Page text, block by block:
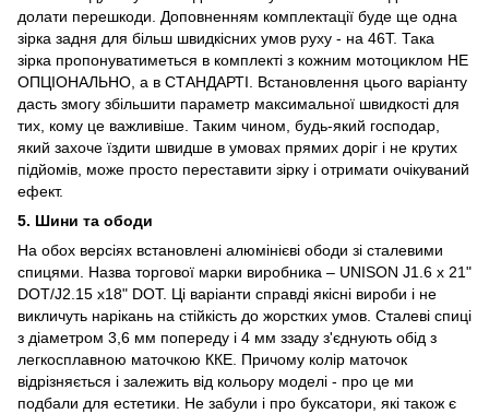
долати перешкоди. Доповненням комплектації буде ще одна
зірка задня для більш швидкісних умов руху - на 46T. Така
зірка пропонуватиметься в комплекті з кожним мотоциклом НЕ
ОПЦІОНАЛЬНО, а в СТАНДАРТІ. Встановлення цього варіанту
дасть змогу збільшити параметр максимальної швидкості для
тих, кому це важливіше. Таким чином, будь-який господар,
який захоче їздити швидше в умовах прямих доріг і не крутих
підйомів, може просто переставити зірку і отримати очікуваний
ефект.
5. Шини та ободи
На обох версіях встановлені алюмінієві ободи зі сталевими
спицями. Назва торгової марки виробника – UNISON J1.6 х 21"
DOT/J2.15 х18" DOT. Ці варіанти справді якісні вироби і не
викличуть нарікань на стійкість до жорстких умов. Сталеві спиці
з діаметром 3,6 мм попереду і 4 мм ззаду з'єднують обід з
легкосплавною маточкою ККЕ. Причому колір маточок
відрізняється і залежить від кольору моделі - про це ми
подбали для естетики. Не забули і про буксатори, які також є